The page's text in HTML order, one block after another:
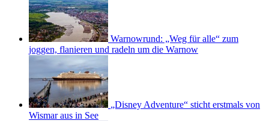
Warnowrund: „Weg für alle“ zum
joggen, flanieren und radeln um die Warnow
„Disney Adventure“ sticht erstmals von
Wismar aus in See